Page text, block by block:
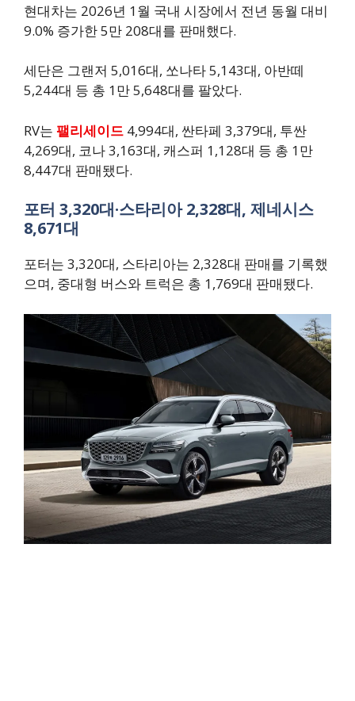
현대차는 2026년 1월 국내 시장에서 전년 동월 대비
9.0% 증가한 5만 208대를 판매했다.
세단은 그랜저 5,016대, 쏘나타 5,143대, 아반떼
5,244대 등 총 1만 5,648대를 팔았다.
RV는 팰리세이드 4,994대, 싼타페 3,379대, 투싼
4,269대, 코나 3,163대, 캐스퍼 1,128대 등 총 1만
8,447대 판매됐다.
포터 3,320대·스타리아 2,328대, 제네시스
8,671대
포터는 3,320대, 스타리아는 2,328대 판매를 기록했
으며, 중대형 버스와 트럭은 총 1,769대 판매됐다.